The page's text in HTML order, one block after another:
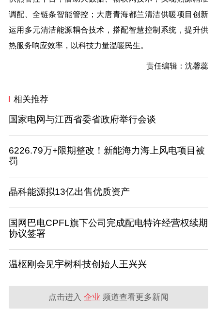
调配、全链条智能管控；大唐青海都兰清洁供暖项目创新
运用多元清洁能源耦合技术，搭配智慧控制系统，提升供
热服务响应效率，以科技力量温暖民生。
责任编辑：沈馨蕊
相关推荐
国家电网与江西省委省政府举行会谈
6226.79万+限期整改！新能海力海上风电项目被
罚
晶科能源拟13亿出售优质资产
国网巴电CPFL旗下公司完成配电特许经营权续期
协议签署
温枢刚会见宇树科技创始人王兴兴
点击进入 企业 频道查看更多新闻